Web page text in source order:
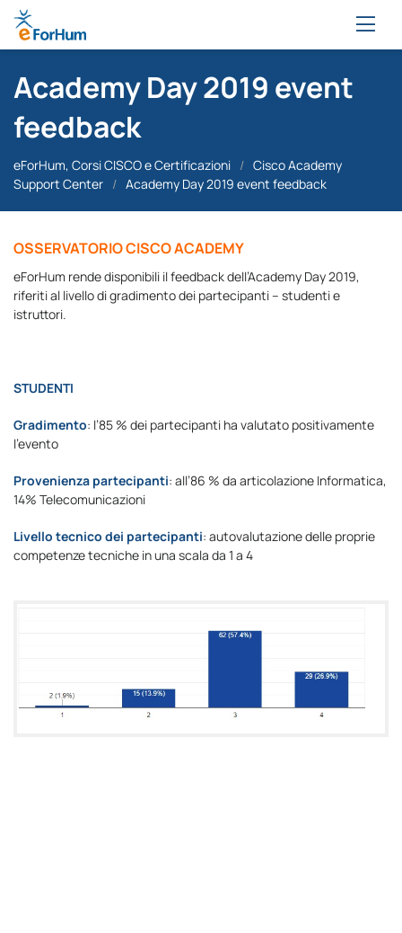
Academy Day 2019 event
feedback
eForHum, Corsi CISCO e Certificazioni / Cisco Academy
Support Center / Academy Day 2019 event feedback
OSSERVATORIO CISCO ACADEMY
eForHum rende disponibili il feedback dell’Academy Day 2019,
riferiti al livello di gradimento dei partecipanti – studenti e
istruttori.
STUDENTI
Gradimento: l’85 % dei partecipanti ha valutato positivamente
l’evento
Provenienza partecipanti: all’86 % da articolazione Informatica,
14% Telecomunicazioni
Livello tecnico dei partecipanti: autovalutazione delle proprie
competenze tecniche in una scala da 1 a 4